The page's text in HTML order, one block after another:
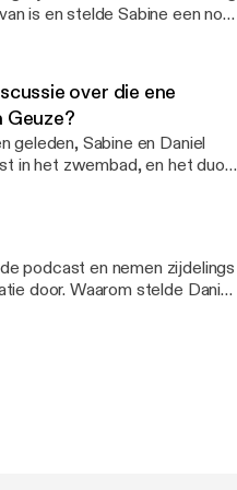
is en stelde Sabine een nog
Daniel moest iets
met andere mannen…..En
dus doopt het duo ook
over die ene
Geuze?
geleden, Sabine en Daniel
in het zwembad, en het duo
Klinkt gezellig? Totdat ze
podcast en nemen zijdelings
door. Waarom stelde Daniel